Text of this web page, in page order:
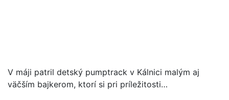
V máji patril detský pumptrack v Kálnici malým aj
väčším bajkerom, ktorí si pri príležitosti…